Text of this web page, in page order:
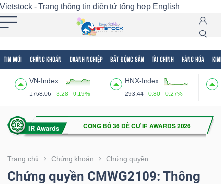
Vietstock - Trang thông tin điện tử tổng hợp English
TIN MỚI CHỨNG KHOÁN DOANH NGHIỆP BẤT ĐỘNG SẢN TÀI CHÍNH HÀNG HÓA
VN-Index
1768.06 3.28 0.19%
HNX-Index
293.44 0.80 0.27%
Trang chủ Chứng khoán Chứng quyền
Chứng quyền CMWG2109: Thông
Tất cả Tính năng Ngành Mã chứng khoán
Tính
(-)
VIETSTOCK